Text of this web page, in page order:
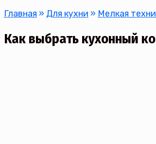
Главная » Для кухни » Мелкая
Как выбрать кухонный